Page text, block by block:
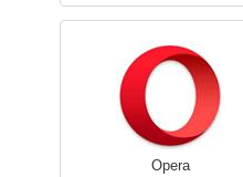
Opera